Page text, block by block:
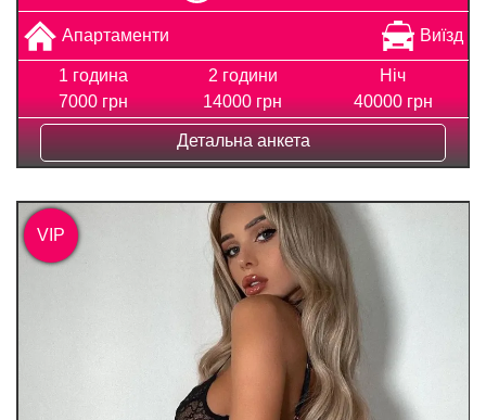
Апартаменти Виїзд
1 година
7000 грн
2 години
14000 грн
Ніч
40000 грн
Детальна анкета
VIP